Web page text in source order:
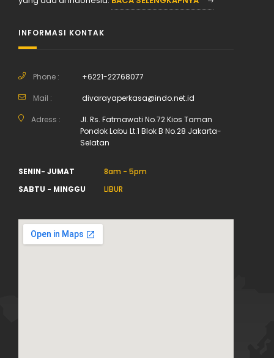
INFORMASI KONTAK
Phone : +6221-22768077
Mail : divarayaperkasa@indo.net.id
Adress :
Jl. Rs. Fatmawati No.72 Kios Taman
Pondok Labu Lt.1 Blok B No.28 Jakarta-
Selatan
SENIN- JUMAT
8am - 5pm
SABTU - MINGGU
LIBUR